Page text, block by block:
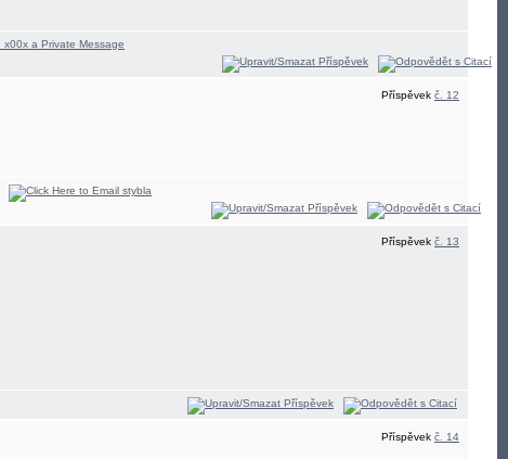
Příspěvek č. 12
Příspěvek č. 13
Příspěvek č. 14